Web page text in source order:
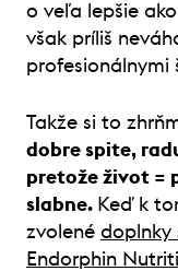
o veľa lepšie
však príliš
profesionálnymi
Takže si to
dobre spite,
pretože život =
slabne. Keď k
zvolené doplnky
Endorphin